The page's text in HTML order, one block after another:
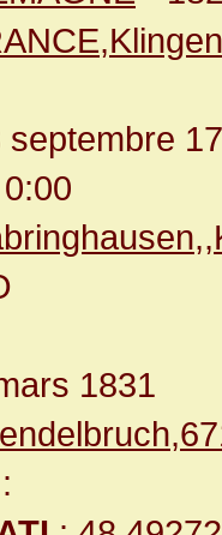
septembre
1831
: